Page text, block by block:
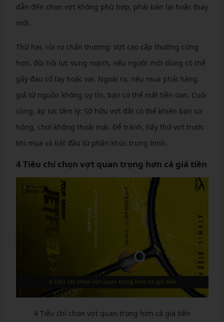
dẫn đến chọn vợt không phù hợp, phải bán lại hoặc thay
mới.
Thứ hai, rủi ro chấn thương: Vợt cao cấp thường cứng
hơn, đòi hỏi lực vung mạnh, nếu người mới dùng có thể
gây đau cổ tay hoặc vai. Ngoài ra, nếu mua phải hàng
giả từ nguồn không uy tín, bạn có thể mất tiền oan. Cuối
cùng, áp lực tâm lý: Sở hữu vợt đắt có thể khiến bạn sợ
hỏng, chơi không thoải mái. Để tránh, hãy thử vợt trước
khi mua và bắt đầu từ phân khúc trung bình.
4 Tiêu chí chọn vợt quan trọng hơn cả giá tiền
4 Tiêu chí chọn vợt quan trọng hơn cả giá tiền